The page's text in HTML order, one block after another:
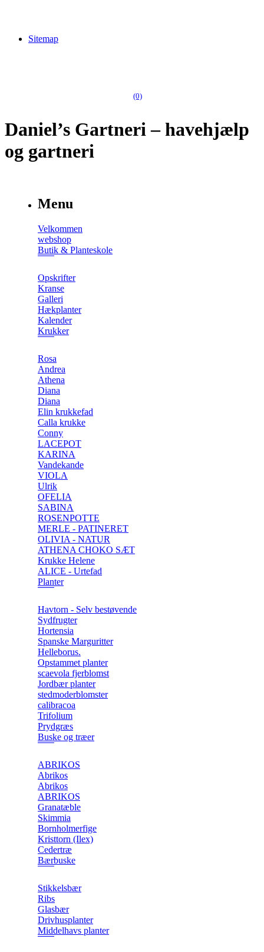
Sitemap
(0)
Daniel’s Gartneri – havehjælp
og gartneri
Menu
Velkommen
webshop
Butik & Planteskole
Opskrifter
Kranse
Galleri
Hækplanter
Kalender
Krukker
Rosa
Andrea
Athena
Diana
Diana
Elin krukkefad
Calla krukke
Conny
LACEPOT
KARINA
Vandekande
VIOLA
Ulrik
OFELIA
SABINA
ROSENPOTTE
MERLE - PATINERET
OLIVIA - NATUR
ATHENA CHOKO SÆT
Krukke Helene
ALICE - Urtefad
Planter
Havtorn - Selv bestøvende
Sydfrugter
Hortensia
Spanske Marguritter
Helleborus.
Opstammet planter
scaevola fjerblomst
Jordbær planter
stedmoderblomster
calibracoa
Trifolium
Prydgræs
Buske og træer
ABRIKOS
Abrikos
Abrikos
ABRIKOS
Granatæble
Skimmia
Bornholmerfige
Kristtorn (Ilex)
Cedertræ
Bærbuske
Stikkelsbær
Ribs
Glasbær
Drivhusplanter
Middelhavs planter